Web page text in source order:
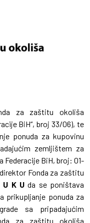
za zaštitu okoliša
BiH“, broj 33/06), te
ponuda za kupovinu
zemljištem za
BiH, broj: 01-
Fonda za zaštitu
U K Uda se poništava
prikupljanje ponuda za
sa pripadajućim
za zaštitu okoliša